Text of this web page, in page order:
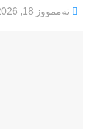
تەممووز 18, 2026